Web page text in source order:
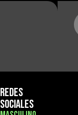
Redes
Sociales